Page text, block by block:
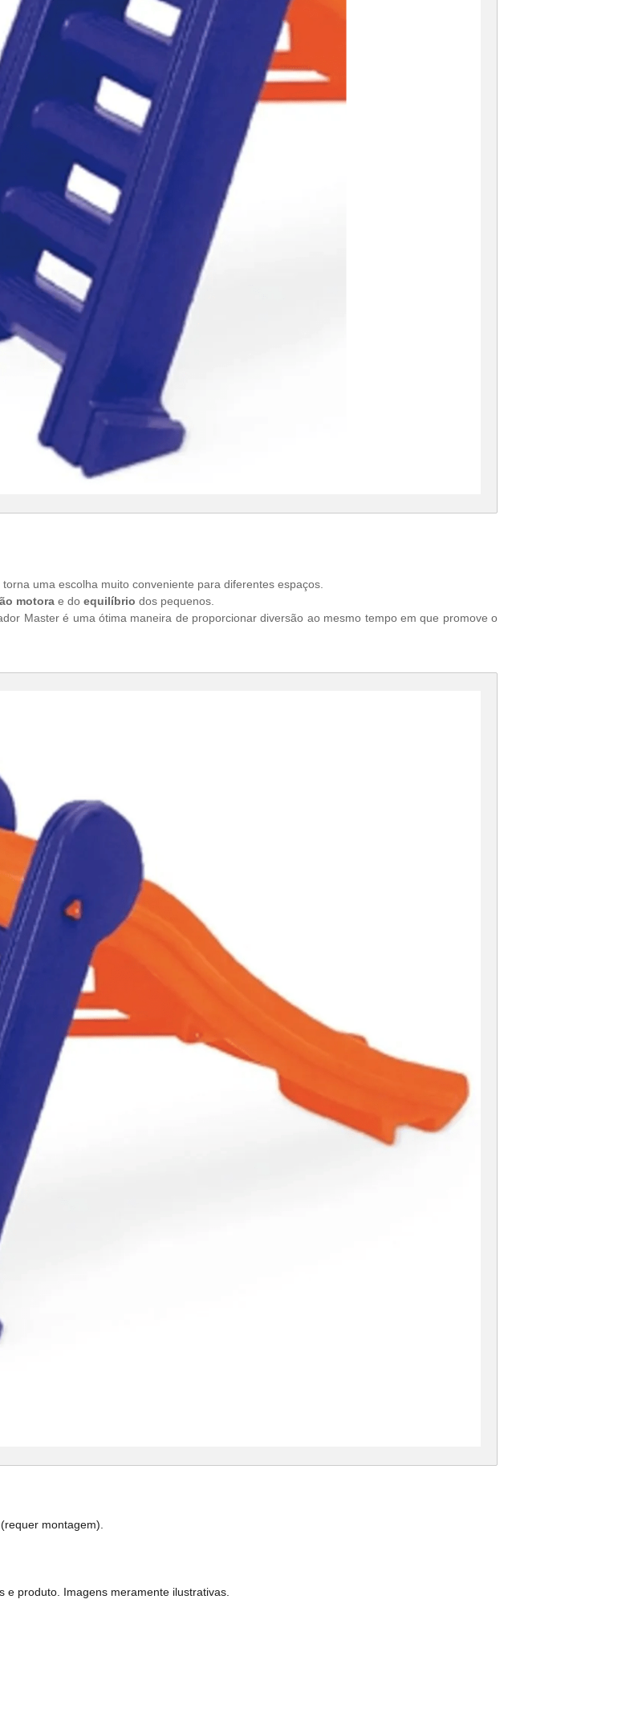
uma escolha muito conveniente para diferentes espaços.
motora e do equilíbrio dos pequenos.
Master é uma ótima maneira de proporcionar diversão ao mesmo tempo em que promove o
montagem).
e produto. Imagens meramente ilustrativas.